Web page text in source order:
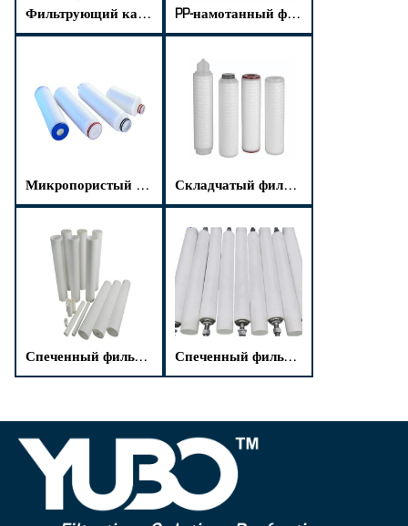
Фильтрующий картридж PP Meltblown PP-намотанный фильтрующий картридж
Микропористый гофрированный фильтрующий картридж из полипропилена Складчатый фильтрующий картридж из PTFE
Спеченный фильтрующий элемент из полиамида Спеченный фильтрующий картридж из полиэтилена